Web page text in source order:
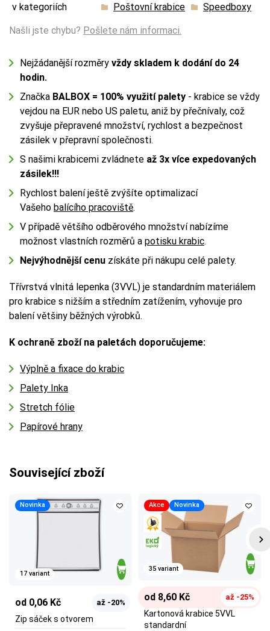
v kategoriích Poštovní krabice Speedboxy
Našli jste chybu? Pošlete nám informaci.
Nejžádanější rozměry vždy skladem k dodání do 24
hodin.
Značka BALBOX = 100% využití palety - krabice se vždy
vejdou na EUR nebo US paletu, aniž by přečnívaly, což
zvyšuje přepravené množství, rychlost a bezpečnost
zásilek v přepravní společnosti.
S našimi krabicemi zvládnete až 3x více expedovaných
zásilek!!!
Rychlost balení ještě zvýšíte optimalizací
Vašeho balícího pracoviště.
V případě většího odběrového množství nabízíme
možnost vlastních rozměrů a potisku krabic.
Nejvýhodnější cenu získáte při nákupu celé palety.
Třívrstvá vlnitá lepenka (3VVL) je standardním materiálem
pro krabice s nižším a středním zatížením, vyhovuje pro
balení většiny běžných výrobků.
K ochraně zboží na paletách doporučujeme:
Výplně a fixace do krabic
Palety Inka
Stretch fólie
Papírové hrany
Související zboží
Novinka
17 variant
od 0,06 Kč až -20%
Zip sáček s otvorem
Akce Novinka
35 variant
od 8,60 Kč až -25%
Kartonová krabice 5VVL
standardní